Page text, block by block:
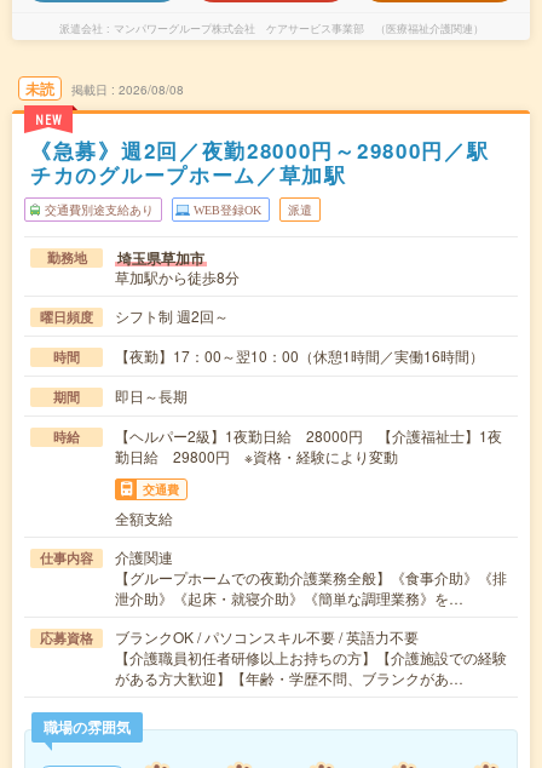
派遣会社 マンパワーグループ株式会社 ケアサービス事業部 （医療福祉介護関連）
未読
NEW
掲載日 2026/08/08
《急募》週2回／夜勤28000円～29800円／駅
チカのグループホーム／草加駅
交通費別途支給あり WEB登録OK 派遣
勤務地 埼玉県草加市
草加駅から徒歩8分
曜日頻度 シフト制 週2回～
時間 【夜勤】17：00～翌10：00（休憩1時間／実働16時間）
期間 即日～長期
時給
【ヘルパー2級】1夜勤日給 28000円 【介護福祉士】1夜
勤日給 29800円 ※資格・経験により変動
交通費
全額支給
仕事内容
介護関連
【グループホームでの夜勤介護業務全般】《食事介助》《排
泄介助》《起床・就寝介助》《簡単な調理業務》を…
応募資格
ブランクOK / パソコンスキル不要 / 英語力不要
【介護職員初任者研修以上お持ちの方】【介護施設での経験
がある方大歓迎】【年齢・学歴不問、ブランクがあ…
職場の雰囲気